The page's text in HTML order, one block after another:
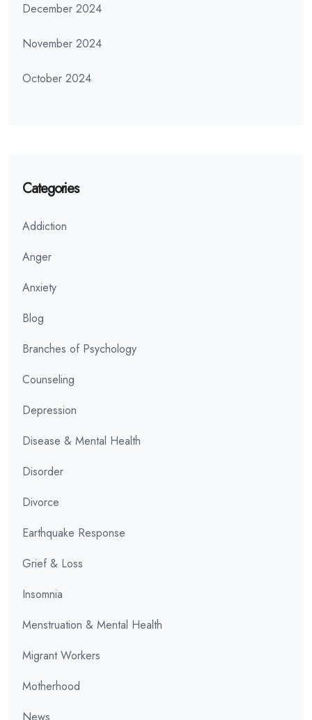
December 2024
November 2024
October 2024
Categories
Addiction
Anger
Anxiety
Blog
Branches of Psychology
Counseling
Depression
Disease & Mental Health
Disorder
Divorce
Earthquake Response
Grief & Loss
Insomnia
Menstruation & Mental Health
Migrant Workers
Motherhood